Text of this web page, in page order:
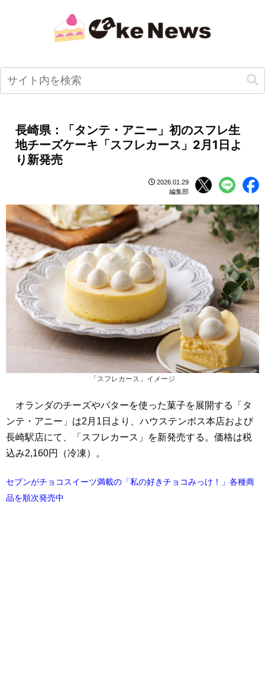
長崎県：「タンテ・アニー」初のスフレ生
地チーズケーキ「スフレカース」2月1日よ
り新発売
2026.01.29
編集部
「スフレカース」イメージ
オランダのチーズやバターを使った菓子を展開する「タ
ンテ・アニー」は2月1日より、ハウステンボス本店および
長崎駅店にて、「スフレカース」を新発売する。価格は税
込み2,160円（冷凍）。
セブンがチョコスイーツ満載の「私の好きチョコみっけ！」各種商
品を順次発売中